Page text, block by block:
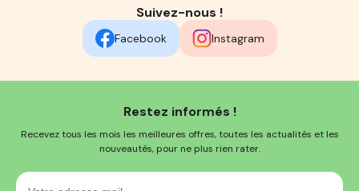
Suivez-nous !
Facebook Instagram
Restez informés !
Recevez tous les mois les meilleures offres, toutes les actualités et les
nouveautés, pour ne plus rien rater.
Votre